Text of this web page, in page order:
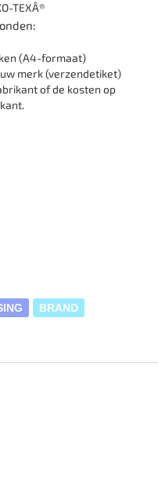
TEXÂ®
(A4-formaat)
merk (verzendetiket)
of de kosten op
BRAND